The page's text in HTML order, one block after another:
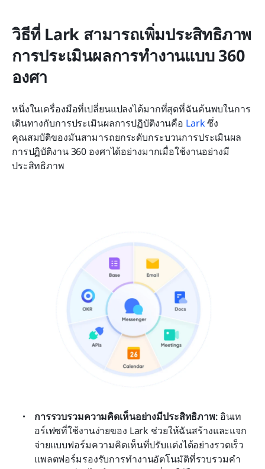
วิธีที่ Lark สามารถเพิ่มประสิทธิภาพ
การประเมินผลการทำงานแบบ 360
องศา
หนึ่งในเครื่องมือที่เปลี่ยนแปลงได้มากที่สุดที่ฉันค้นพบในการ
เดินทางกับการประเมินผลการปฏิบัติงานคือ Lark ซึ่ง
คุณสมบัติของมันสามารถยกระดับกระบวนการประเมินผล
การปฏิบัติงาน 360 องศาได้อย่างมากเมื่อใช้งานอย่างมี
ประสิทธิภาพ
การรวบรวมความคิดเห็นอย่างมีประสิทธิภาพ: อินเท
อร์เฟซที่ใช้งานง่ายของ Lark ช่วยให้ฉันสร้างและแจก
จ่ายแบบฟอร์มความคิดเห็นที่ปรับแต่งได้อย่างรวดเร็ว
แพลตฟอร์มรองรับการทำงานอัตโนมัติที่รวบรวมคำ